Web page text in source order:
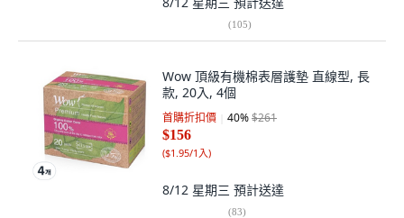
(105)
Wow 頂級有機棉表層護墊 直線型, 長
款, 20入, 4個
首購折扣價 40%$261
$156
($1.95/1入)
8/12 星期三 預計送達
(83)